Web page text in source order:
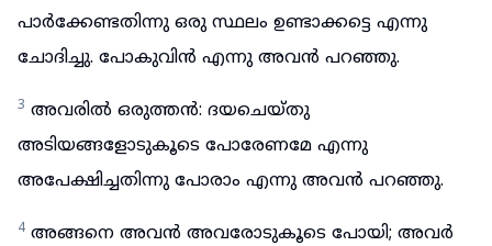
പാർക്കേണ്ടതിന്നു ഒരു സ്ഥലം ഉണ്ടാക്കട്ടെ എന്നു
ചോദിച്ചു. പോകുവിൻ എന്നു അവൻ പറഞ്ഞു.
3 അവരിൽ ഒരുത്തൻ: ദയചെയ്തു
അടിയങ്ങളോടുകൂടെ പോരേണമേ എന്നു
അപേക്ഷിച്ചതിന്നു പോരാം എന്നു അവൻ പറഞ്ഞു.
4 അങ്ങനെ അവൻ അവരോടുകൂടെ പോയി; അവർ